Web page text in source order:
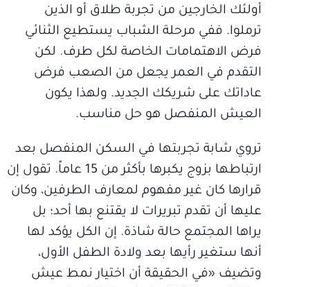
أولئك الخارجين من تجربة طلاق أو الذين
ترملوا. ففي مرحلة الشباب يستطيع الثنائي
فرض الاهتمامات الخاصة لكل طرف. لكن
التقدم في العمر يجعل من الصعب فرض
عاداتك على شريكك الجديد. ولهذا يكون
العيش المنفصل هو حل مناسب.
تروي شابة تجربتها في السكن المنفصل بعد
ارتباطها بزوج يكبرها بأكثر من 15 عاماً. تقول إن
قرارها كان غير مفهوم لمعارف الطرفين، وكان
عليها أن تقدم تبريرات لا يقتنع بها أحد؛ بل
يراها المجتمع حالة شاذة. إن الكل يؤكد لها
أنها ستغير رأيها بعد ولادة الطفل الأول،
وتضيف «في الحقيقة أن اختيار نمط عيش